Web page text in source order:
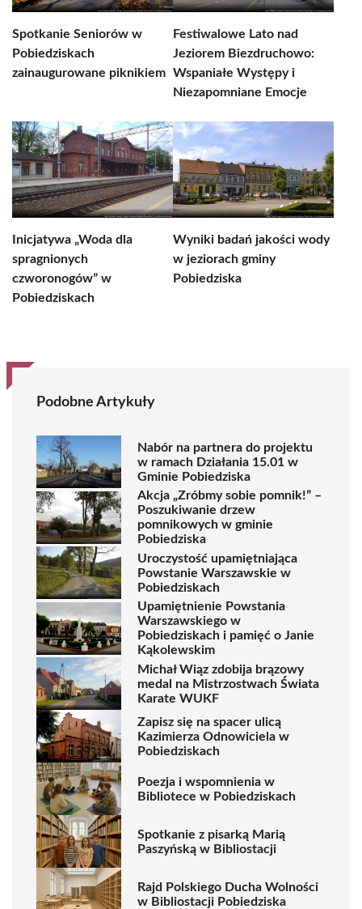
Spotkanie Seniorów w
Pobiedziskach
zainaugurowane piknikiem
Festiwalowe Lato nad
Jeziorem Biezdruchowo:
Wspaniałe Występy i
Niezapomniane Emocje
Inicjatywa „Woda dla
spragnionych
czworonogów” w
Pobiedziskach
Wyniki badań jakości wody
w jeziorach gminy
Pobiedziska
Podobne Artykuły
Nabór na partnera do projektu
w ramach Działania 15.01 w
Gminie Pobiedziska
Akcja „Zróbmy sobie pomnik!” –
Poszukiwanie drzew
pomnikowych w gminie
Pobiedziska
Uroczystość upamiętniająca
Powstanie Warszawskie w
Pobiedziskach
Upamiętnienie Powstania
Warszawskiego w
Pobiedziskach i pamięć o Janie
Kąkolewskim
Michał Wiąz zdobija brązowy
medal na Mistrzostwach Świata
Karate WUKF
Zapisz się na spacer ulicą
Kazimierza Odnowiciela w
Pobiedziskach
Poezja i wspomnienia w
Bibliotece w Pobiedziskach
Spotkanie z pisarką Marią
Paszyńską w Bibliostacji
Rajd Polskiego Ducha Wolności
w Bibliostacji Pobiedziska